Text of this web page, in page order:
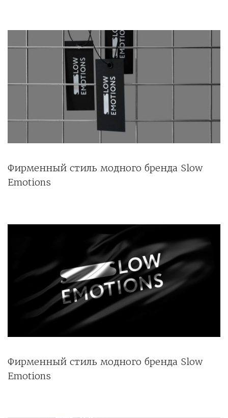
Фирменный стиль модного бренда Slow
Emotions
Фирменный стиль модного бренда Slow
Emotions